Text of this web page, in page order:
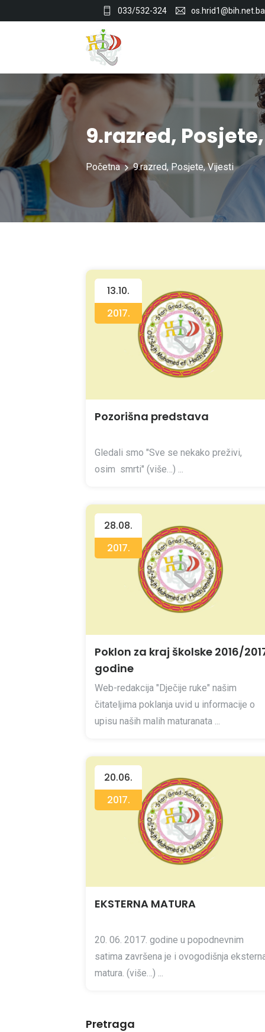
033/532-324 os.hrid1@bih.net.ba
9.razred, Posjete
Početna 9.razred, Posjete,Vijesti
13.10.
2017.
Pozorišna predstava
Gledali smo "Sve se nekako preživi,
osim smrti" (više…) ...
28.08.
2017.
Poklon za kraj školske 2016/
godine
Web-redakcija "Dječije ruke" našim
čitateljima poklanja uvid u informacije o
upisu naših malih maturanata ...
20.06.
2017.
EKSTERNA MATURA
20. 06. 2017. godine u popodnevnim
satima završena je i ovogodišnja
matura. (više…) ...
Pretraga